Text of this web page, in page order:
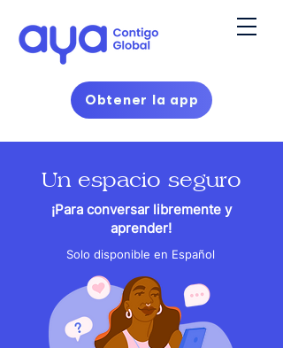
Obtener la app
Un espacio seguro
¡Para conversar libremente y
aprender!
Solo disponible en Español